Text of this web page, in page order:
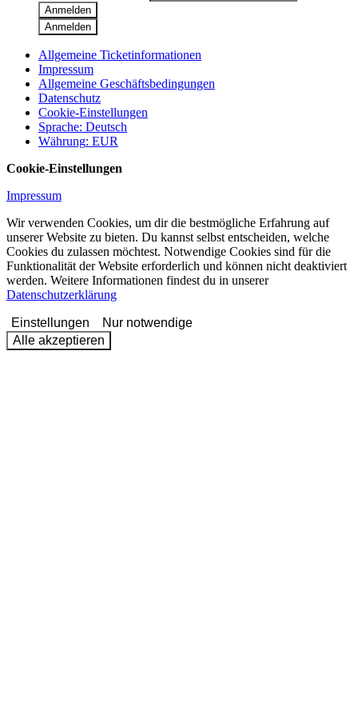
Anmelden
Anmelden
Allgemeine Ticketinformationen
Impressum
Allgemeine Geschäftsbedingungen
Datenschutz
Cookie-Einstellungen
Sprache: Deutsch
Währung: EUR
Cookie-Einstellungen
Impressum
Wir verwenden Cookies, um dir die bestmögliche Erfahrung auf
unserer Website zu bieten. Du kannst selbst entscheiden, welche
Cookies du zulassen möchtest. Notwendige Cookies sind für die
Funktionalität der Website erforderlich und können nicht deaktiviert
werden. Weitere Informationen findest du in unserer
Datenschutzerklärung
Einstellungen
Nur notwendige
Alle akzeptieren